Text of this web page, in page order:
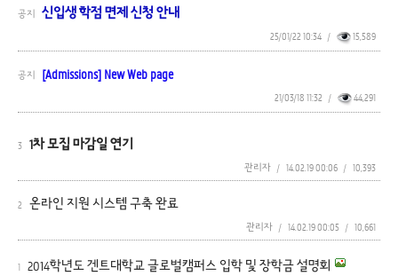
공지 신입생 학점 면제 신청 안내
25/01/22 10:34 / 15,589
공지 [Admissions] New Web page
21/03/18 11:32 / 44,291
3 1차 모집 마감일 연기
관리자 / 14.02.19 00:06 / 10,393
2 온라인 지원 시스템 구축 완료
관리자 / 14.02.19 00:05 / 10,661
1 2014학년도 겐트대학교 글로벌캠퍼스 입학 및 장학금 설명회